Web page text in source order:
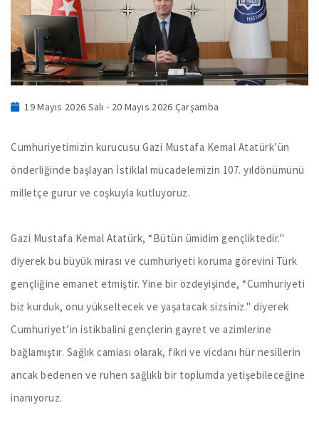
19 Mayıs 2026 Salı - 20 Mayıs 2026 Çarşamba
Cumhuriyetimizin kurucusu Gazi Mustafa Kemal Atatürk’ün
önderliğinde başlayan İstiklal mücadelemizin 107. yıldönümünü
milletçe gurur ve coşkuyla kutluyoruz.
Gazi Mustafa Kemal Atatürk, “Bütün ümidim gençliktedir."
diyerek bu büyük mirası ve cumhuriyeti koruma görevini Türk
gençliğine emanet etmiştir. Yine bir özdeyişinde, “Cumhuriyeti
biz kurduk, onu yükseltecek ve yaşatacak sizsiniz." diyerek
Cumhuriyet’in istikbalini gençlerin gayret ve azimlerine
bağlamıştır. Sağlık camiası olarak, fikri ve vicdanı hür nesillerin
ancak bedenen ve ruhen sağlıklı bir toplumda yetişebileceğine
inanıyoruz.